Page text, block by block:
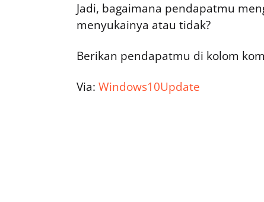
Jadi, bagaimana pendapatmu
menyukainya atau tidak?
Berikan pendapatmu di kolom
Via: Windows10Update